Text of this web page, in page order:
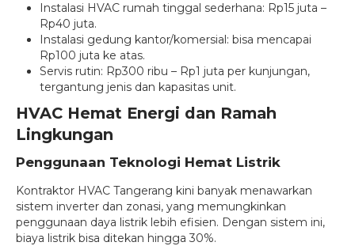
Instalasi HVAC rumah tinggal sederhana: Rp15 juta –
Rp40 juta.
Instalasi gedung kantor/komersial: bisa mencapai
Rp100 juta ke atas.
Servis rutin: Rp300 ribu – Rp1 juta per kunjungan,
tergantung jenis dan kapasitas unit.
HVAC Hemat Energi dan Ramah
Lingkungan
Penggunaan Teknologi Hemat Listrik
Kontraktor HVAC Tangerang kini banyak menawarkan
sistem inverter dan zonasi, yang memungkinkan
penggunaan daya listrik lebih efisien. Dengan sistem ini,
biaya listrik bisa ditekan hingga 30%.